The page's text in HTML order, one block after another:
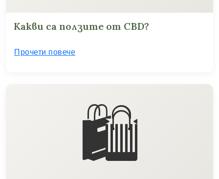
Какви са ползите от CBD?
Прочети повече
🛍️